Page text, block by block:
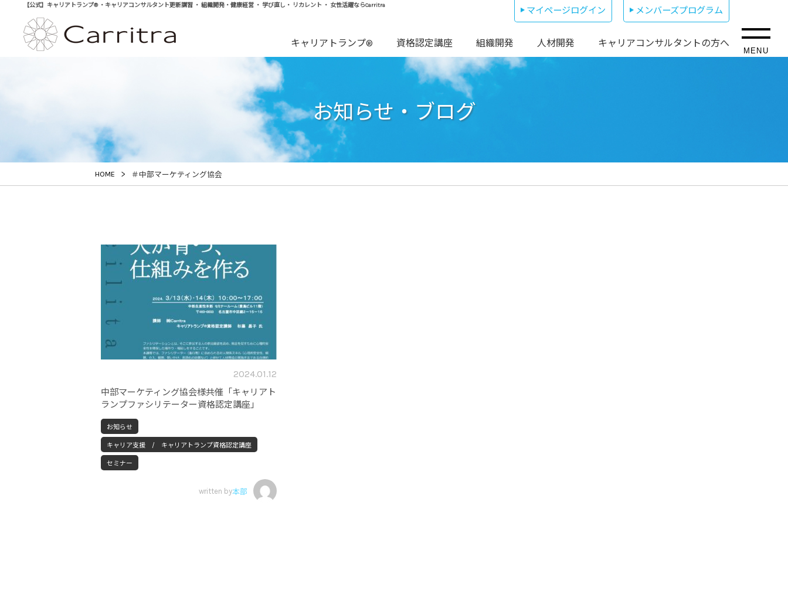
【公式】キャリアトランプ® ・キャリアコンサルタント更新講習 ・ 組織開発・健康経営 ・ 学び直し・ リカレント ・ 女性活躍ならCarritra マイページログイン メンバーズプログラム
キャリアトランプ® 資格認定講座 組織開発 人材開発 キャリアコンサルタントの方へ
MENU
お知らせ・ブログ
HOME > ＃中部マーケティング協会
2024.01.12
中部マーケティング協会様共催「キャリアト
ランプファシリテーター資格認定講座」
お知らせ
キャリア支援 / キャリアトランプ資格認定講座
セミナー
written by本部